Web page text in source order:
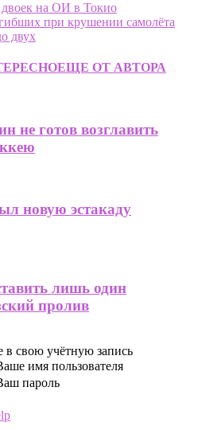
на ОИ в Токио
при крушении самолёта
двух
ЕЩЕ ОТ АВТОРА
не готов возглавить
новую эстакаду
лишь один
пролив
в свою учётную запись
имя пользователя
пароль